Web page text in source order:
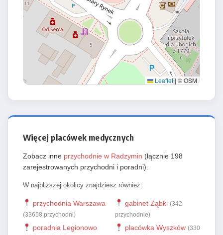
Leaflet| © OSM
Więcej placówek medycznych
Zobacz inne przychodnie w Radzymin (łącznie 198
zarejestrowanych przychodni i poradni).
W najbliższej okolicy znajdziesz również:
przychodnia Warszawa
(33658 przychodni)
poradnia Legionowo
gabinet Ząbki (342
przychodnie)
placówka Wyszków (330